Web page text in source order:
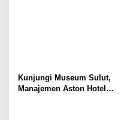
Kunjungi Museum Sulut,
Manajemen Aston Hotel